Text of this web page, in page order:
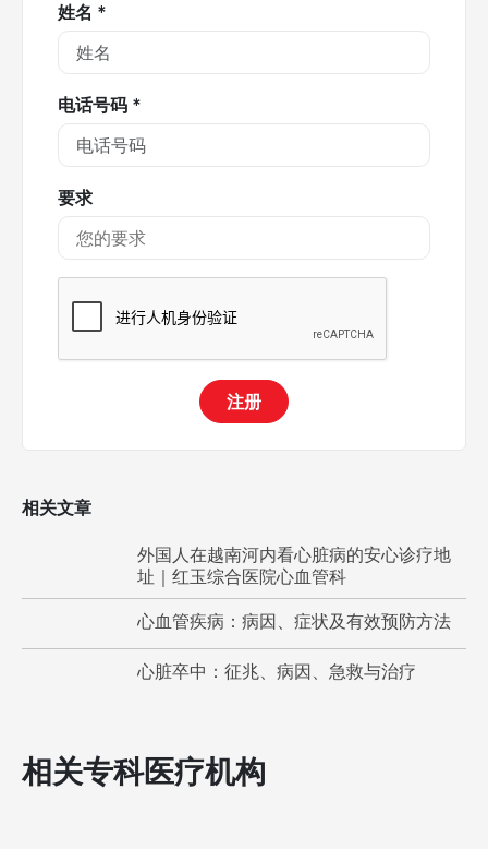
姓名 *
电话号码 *
要求
注册
相关文章
外国人在越南河内看心脏病的安心诊疗地
址｜红玉综合医院心血管科
心血管疾病：病因、症状及有效预防方法
心脏卒中：征兆、病因、急救与治疗
相关专科医疗机构